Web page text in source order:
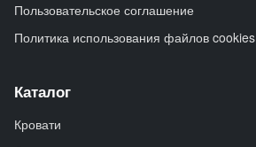
Пользовательское соглашение
Политика использования файлов cookies
Каталог
Кровати